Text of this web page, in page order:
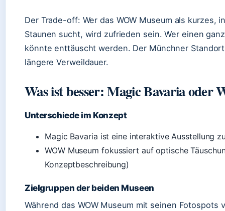
Der Trade-off: Wer das WOW Museum als kurzes,
Staunen sucht, wird zufrieden sein. Wer einen
könnte enttäuscht werden. Der Münchner
längere Verweildauer.
Was ist besser: Magic Bavaria oder
Unterschiede im Konzept
Magic Bavaria ist eine interaktive Ausstellung
WOW Museum fokussiert auf optische
Konzeptbeschreibung)
Zielgruppen der beiden Museen
Während das WOW Museum mit seinen